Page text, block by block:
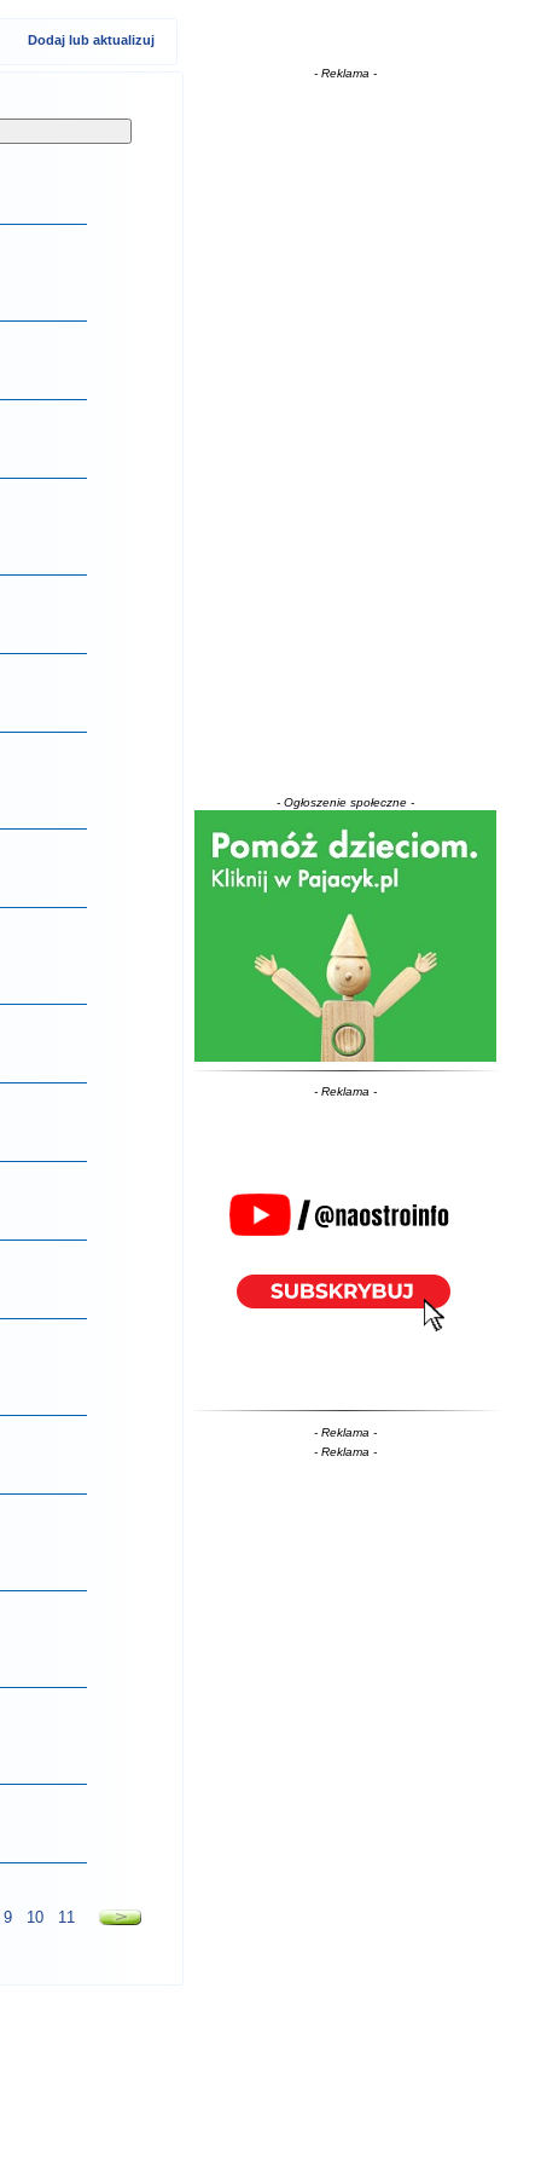
Dodaj lub aktualizuj
9 10 11
- Reklama -
- Ogłoszenie społeczne -
- Reklama -
- Reklama -
- Reklama -